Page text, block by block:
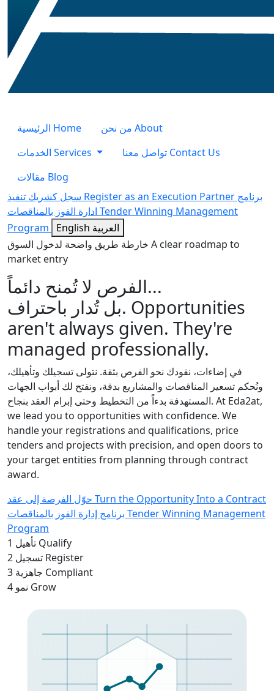
الرئيسية Home من نحن About
الخدمات Services تواصل معنا Contact Us
مقالات Blog
سجل كشريك تنفيذ Register as an Execution Partner برنامج
ادارة الفوز بالمناقصات Tender Winning Management
Program
English العربية
خارطة طريق واضحة لدخول السوق A clear roadmap to
market entry
الفرص لا تُمنح دائماً...
بل تُدار باحتراف. Opportunities
aren't always given. They're
managed professionally.
في إضاءات، نقودك نحو الفرص بثقة. نتولى تسجيلك وتأهيلك،
ونُحكم تسعير المناقصات والمشاريع بدقة، ونفتح لك أبواب الجهات
المستهدفة بدءاً من التخطيط وحتى إبرام العقد بنجاح. At Eda2at,
we lead you to opportunities with confidence. We
handle your registrations and qualifications, price
tenders and projects with precision, and open doors to
your target entities from planning through contract
award.
حوّل الفرصة إلى عقد Turn the Opportunity Into a Contract
برنامج إدارة الفوز بالمناقصات Tender Winning Management
Program
1 تأهيل Qualify
2 تسجيل Register
3 جاهزية Compliant
4 نمو Grow